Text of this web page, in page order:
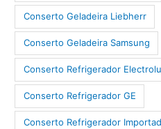
Conserto Geladeira Liebherr
Conserto Geladeira Samsung
Conserto Refrigerador
Conserto Refrigerador GE
Conserto Refrigerador